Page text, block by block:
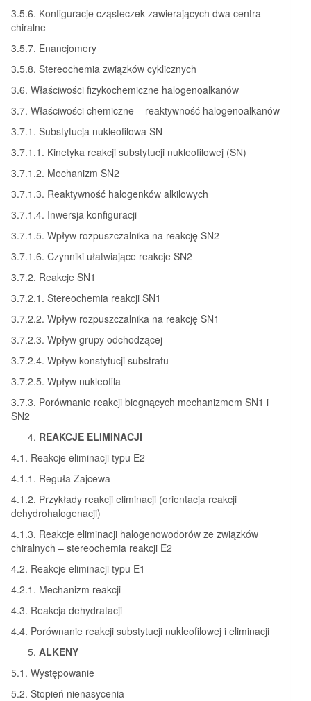
3.5.6. Konfiguracje cząsteczek zawierających dwa centra
chiralne
3.5.7. Enancjomery
3.5.8. Stereochemia związków cyklicznych
3.6. Właściwości fizykochemiczne halogenoalkanów
3.7. Właściwości chemiczne – reaktywność halogenoalkanów
3.7.1. Substytucja nukleofilowa SN
3.7.1.1. Kinetyka reakcji substytucji nukleofilowej (SN)
3.7.1.2. Mechanizm SN2
3.7.1.3. Reaktywność halogenków alkilowych
3.7.1.4. Inwersja konfiguracji
3.7.1.5. Wpływ rozpuszczalnika na reakcję SN2
3.7.1.6. Czynniki ułatwiające reakcje SN2
3.7.2. Reakcje SN1
3.7.2.1. Stereochemia reakcji SN1
3.7.2.2. Wpływ rozpuszczalnika na reakcję SN1
3.7.2.3. Wpływ grupy odchodzącej
3.7.2.4. Wpływ konstytucji substratu
3.7.2.5. Wpływ nukleofila
3.7.3. Porównanie reakcji biegnących mechanizmem SN1 i
SN2
REAKCJE ELIMINACJI
4.1. Reakcje eliminacji typu E2
4.1.1. Reguła Zajcewa
4.1.2. Przykłady reakcji eliminacji (orientacja reakcji
dehydrohalogenacji)
4.1.3. Reakcje eliminacji halogenowodorów ze związków
chiralnych – stereochemia reakcji E2
4.2. Reakcje eliminacji typu E1
4.2.1. Mechanizm reakcji
4.3. Reakcja dehydratacji
4.4. Porównanie reakcji substytucji nukleofilowej i eliminacji
ALKENY
5.1. Występowanie
5.2. Stopień nienasycenia